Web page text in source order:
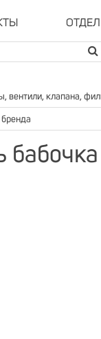
вентили, клапана,
бренда